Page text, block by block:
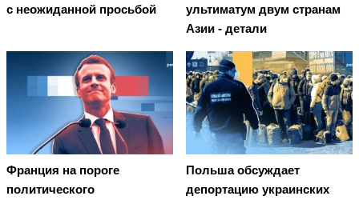
с неожиданной просьбой
ультиматум двум странам
Азии - детали
Франция на пороге
политического
Польша обсуждает
депортацию украинских